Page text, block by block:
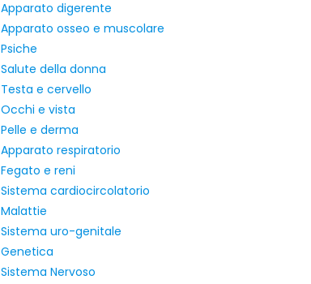
Apparato digerente
Apparato osseo e muscolare
Psiche
Salute della donna
Testa e cervello
Occhi e vista
Pelle e derma
Apparato respiratorio
Fegato e reni
Sistema cardiocircolatorio
Malattie
Sistema uro-genitale
Genetica
Sistema Nervoso